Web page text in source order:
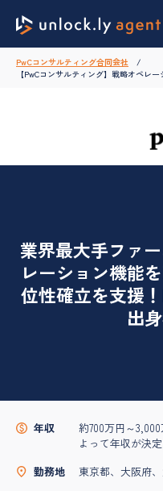
PwCコンサルティング合同会社
【PwCコンサルティング】戦略オペレ
業界最大手ファ
レーション機能
位性確立を支援
出
年収
約700万円～
よって年収が決定
勤務地
東京都、大阪府